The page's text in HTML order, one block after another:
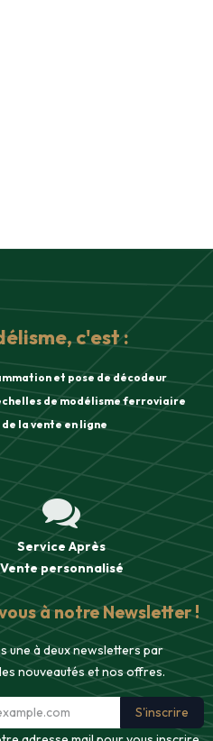
Service Après
Ventepersonnalisé
à notre Newsletter !
une à deux newsletters par
nouveautés et nos offres.
S'inscrire
c'est :
et pose de décodeur
de modélisme ferroviaire
la vente en ligne